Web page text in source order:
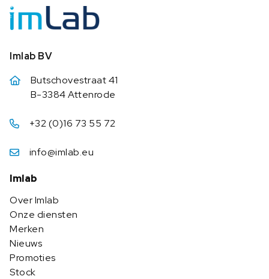
Imlab BV
Butschovestraat 41
B-3384 Attenrode
+32 (0)16 73 55 72
info@imlab.eu
Imlab
Over Imlab
Onze diensten
Merken
Nieuws
Promoties
Stock